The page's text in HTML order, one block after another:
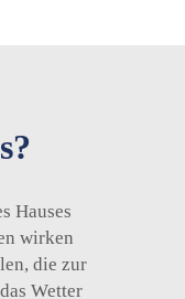
Hauses
wirken
die zur
Wetter